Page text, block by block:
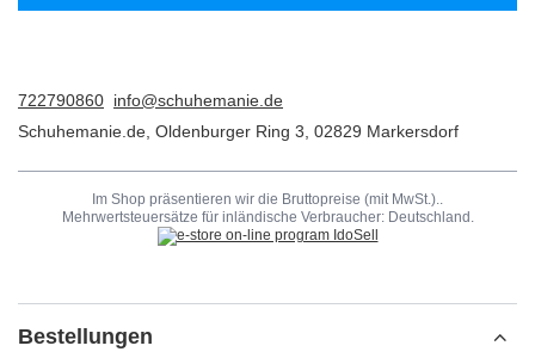
722790860 info@schuhemanie.de
Schuhemanie.de Oldenburger Ring 3 02829 Markersdorf
Im Shop präsentieren wir die Bruttopreise (mit MwSt.)..
Mehrwertsteuersätze für inländische Verbraucher: Deutschland .
Bestellungen